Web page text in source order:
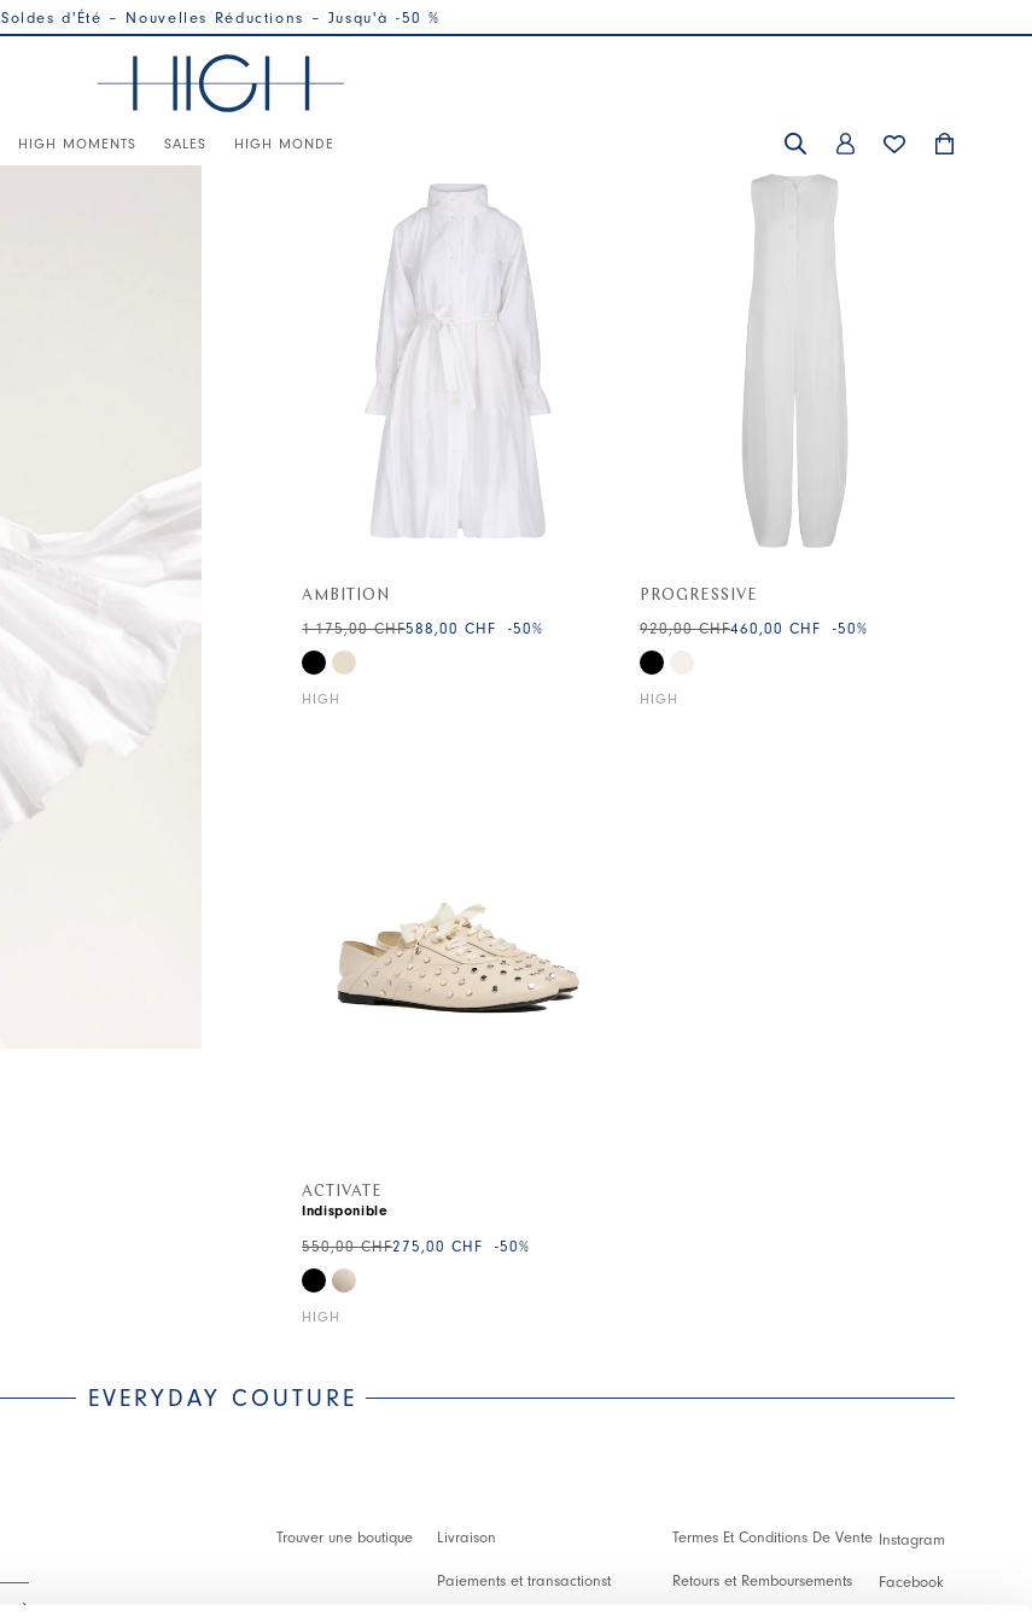
Soldes d'Été – Nouvelles Réductions – Jusqu'à -50 %
HIGH MOMENTS SALES HIGH MONDE
AMBITION
HIGH
1 175,00 CHF588,00 CHF -50%
PROGRESSIVE
HIGH
920,00 CHF460,00 CHF -50%
ACTIVATE
HIGH
550,00 CHF275,00 CHF -50%
Indisponible
EVERYDAY COUTURE
Trouver une boutique Livraison
Paiements et transactionst
Termes Et Conditions De Vente
Retours et Remboursements
Instagram
Facebook